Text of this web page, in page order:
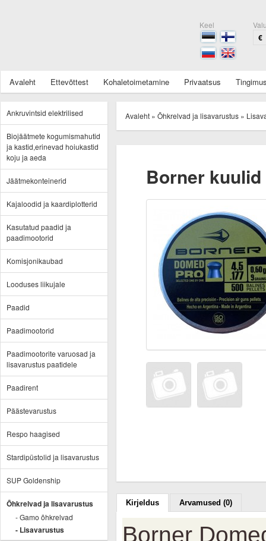
Keel
€
Avaleht Ettevõttest Kohaletoimetamine Privaatsus
Ankruvintsid elektrilised
Biojäätmete kogumismahutid
ja kastid,erinevad hoiukastid
koju ja aeda
Jäätmekonteinerid
Kajaloodid ja kaardiplotterid
Kasutatud paadid ja
paadimootorid
Komisjonikaubad
Looduses liikujale
Paadid
Paadimootorid
Paadimootorite varuosad ja
lisavarustus paatidele
Paadirent
Päästevarustus
Respo haagised
Stardipüstolid ja lisavarustus
SUP Goldenship
Õhkrelvad ja lisavarustus
- Gamo õhkrelvad
- Lisavarustus
Avaleht » Õhkrelvad ja lisavarustus »
Borner kuulid
Kirjeldus Arvamused (0)
Borner